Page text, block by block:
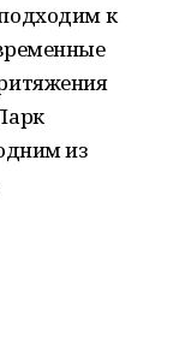
к
из